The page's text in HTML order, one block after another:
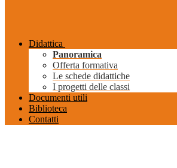
Didattica
Panoramica
Offerta formativa
Le schede didattiche
I progetti delle classi
Documenti utili
Biblioteca
Contatti